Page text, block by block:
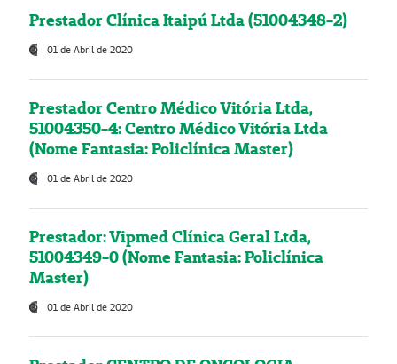
Prestador Clínica Itaipú Ltda (51004348-2)
01 de Abril de 2020
Prestador Centro Médico Vitória Ltda,
51004350-4: Centro Médico Vitória Ltda
(Nome Fantasia: Policlínica Master)
01 de Abril de 2020
Prestador: Vipmed Clínica Geral Ltda,
51004349-0 (Nome Fantasia: Policlínica
Master)
01 de Abril de 2020